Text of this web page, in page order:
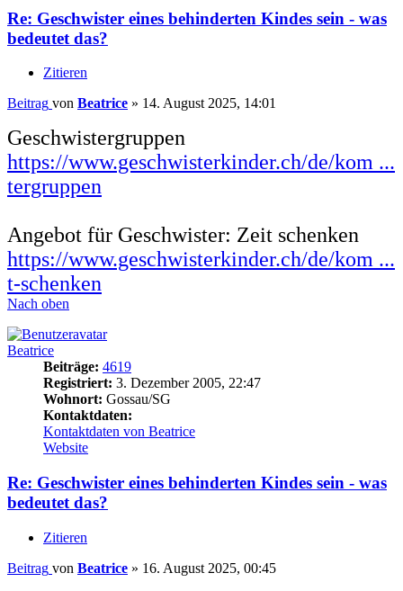
Re: Geschwister eines behinderten Kindes sein - was
bedeutet das?
Zitieren
Beitrag von Beatrice » 14. August 2025, 14:01
Geschwistergruppen
https://www.geschwisterkinder.ch/de/kom ...
tergruppen
Angebot für Geschwister: Zeit schenken
https://www.geschwisterkinder.ch/de/kom ...
t-schenken
Nach oben
Beatrice
Beiträge: 4619
Registriert: 3. Dezember 2005, 22:47
Wohnort: Gossau/SG
Kontaktdaten:
Kontaktdaten von Beatrice
Website
Re: Geschwister eines behinderten Kindes sein - was
bedeutet das?
Zitieren
Beitrag von Beatrice » 16. August 2025, 00:45